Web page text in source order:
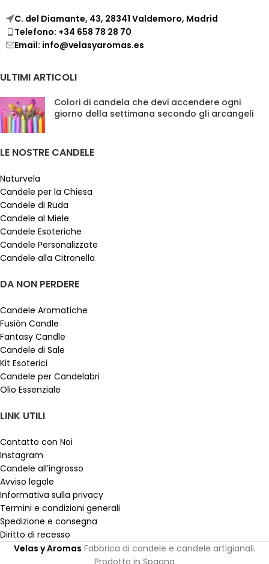
C. del Diamante, 43, 28341 Valdemoro, Madrid
Telefono: +34 658 78 28 70
Email: info@velasyaromas.es
ULTIMI ARTICOLI
Colori di candela che devi accendere ogni
giorno della settimana secondo gli arcangeli
LE NOSTRE CANDELE
Naturvela
Candele per la Chiesa
Candele di Ruda
Candele al Miele
Candele Esoteriche
Candele Personalizzate
Candele alla Citronella
DA NON PERDERE
Candele Aromatiche
Fusión Candle
Fantasy Candle
Candele di Sale
Kit Esoterici
Candele per Candelabri
Olio Essenziale
LINK UTILI
Contatto con Noi
Instagram
Candele all’ingrosso
Avviso legale
Informativa sulla privacy
Termini e condizioni generali
Spedizione e consegna
Diritto di recesso
Velas y Aromas Fabbrica di candele e candele artigianali.
Prodotto in Spagna